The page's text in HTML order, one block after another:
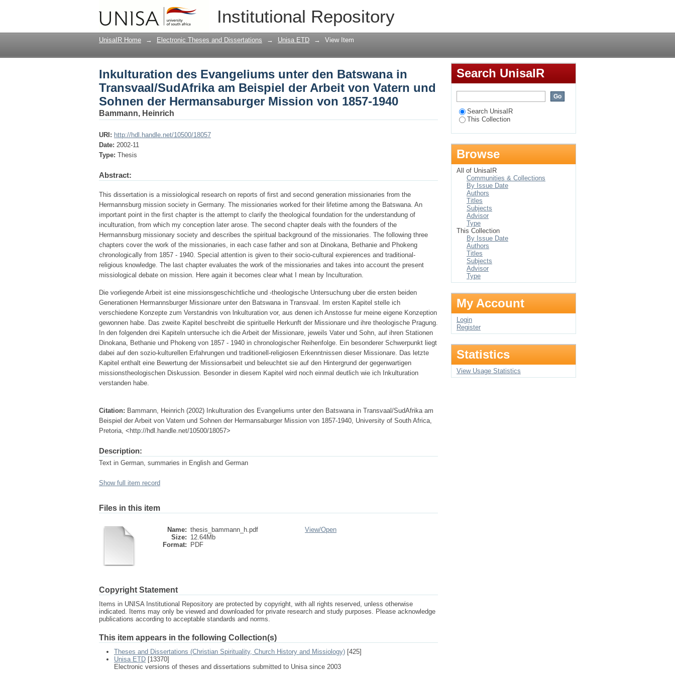
Institutional Repository
Inkulturation des Evangeliums unter den Batswana in Transvaal/SudAfrika am
Beispiel der Arbeit von Vatern und Sohnen der Hermansaburger Mission von 1857-
1940
UnisaIR Home → Electronic Theses and Dissertations → Unisa ETD → View Item
Inkulturation des Evangeliums unter den Batswana in
Transvaal/SudAfrika am Beispiel der Arbeit von Vatern und
Sohnen der Hermansaburger Mission von 1857-1940
Bammann, Heinrich
URI: http://hdl.handle.net/10500/18057
Date: 2002-11
Type: Thesis
Abstract:
This dissertation is a missiological research on reports of first and second generation missionaries from the
Hermannsburg mission society in Germany. The missionaries worked for their lifetime among the Batswana. An
important point in the first chapter is the attempt to clarify the theological foundation for the understandung of
inculturation, from which my conception later arose. The second chapter deals with the founders of the
Hermannsburg missionary society and describes the spiritual background of the missionaries. The following three
chapters cover the work of the missionaries, in each case father and son at Dinokana, Bethanie and Phokeng
chronologically from 1857 - 1940. Special attention is given to their socio-cultural expierences and traditional-
religious knowledge. The last chapter evaluates the work of the missionaries and takes into account the present
missiological debate on mission. Here again it becomes clear what I mean by Inculturation.
Die vorliegende Arbeit ist eine missionsgeschichtliche und -theologische Untersuchung uber die ersten beiden
Generationen Hermannsburger Missionare unter den Batswana in Transvaal. Im ersten Kapitel stelle ich
verschiedene Konzepte zum Verstandnis von lnkulturation vor, aus denen ich Anstosse fur meine eigene Konzeption
gewonnen habe. Das zweite Kapitel beschreibt die spirituelle Herkunft der Missionare und ihre theologische Pragung.
In den folgenden drei Kapiteln untersuche ich die Arbeit der Missionare, jeweils Vater und Sohn, auf ihren Stationen
Dinokana, Bethanie und Phokeng von 1857 - 1940 in chronologischer Reihenfolge. Ein besonderer Schwerpunkt liegt
dabei auf den sozio-kulturellen Erfahrungen und traditionell-religiosen Erkenntnissen dieser Missionare. Das letzte
Kapitel enthalt eine Bewertung der Missionsarbeit und beleuchtet sie auf den Hintergrund der gegenwartigen
missionstheologischen Diskussion. Besonder in diesem Kapitel wird noch einmal deutlich wie ich Inkulturation
verstanden habe.
Citation: Bammann, Heinrich (2002) Inkulturation des Evangeliums unter den Batswana in Transvaal/SudAfrika am
Beispiel der Arbeit von Vatern und Sohnen der Hermansaburger Mission von 1857-1940, University of South Africa,
Pretoria, <http://hdl.handle.net/10500/18057>
Description:
Text in German, summaries in English and German
Show full item record
Files in this item
Name: thesis_bammann_h.pdf
Size: 12.64Mb
Format:
PDF
View/Open
Copyright Statement
Items in UNISA Institutional Repository are protected by copyright, with all rights reserved, unless otherwise
indicated. Items may only be viewed and downloaded for private research and study purposes. Please acknowledge
publications according to acceptable standards and norms.
This item appears in the following Collection(s)
Theses and Dissertations (Christian Spirituality, Church History and Missiology) [425]
Unisa ETD [13370]
Electronic versions of theses and dissertations submitted to Unisa since 2003
Search UnisaIR
Search UnisaIR
This Collection
Browse
All of UnisaIR
Communities & Collections
By Issue Date
Authors
Titles
Subjects
Advisor
Type
This Collection
By Issue Date
Authors
Titles
Subjects
Advisor
Type
My Account
Login
Register
Statistics
View Usage Statistics